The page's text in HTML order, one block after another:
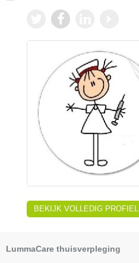
BEKIJK VOLLEDIG PROFIEL
LummaCare thuisverpleging